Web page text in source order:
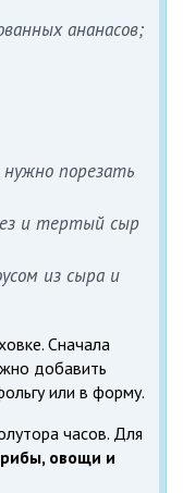
ананасов;
нужно порезать
и тертый сыр
из сыра и
Сначала
добавить
или в форму.
часов. Для
овощи и